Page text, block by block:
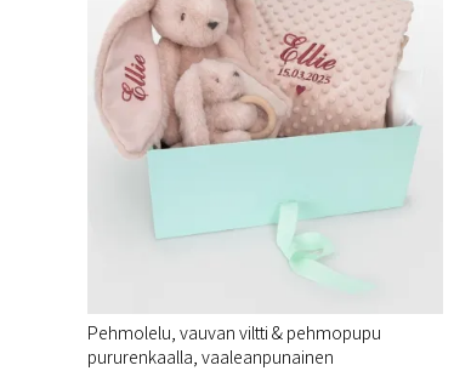
Pehmolelu, vauvan viltti & pehmopupu
pururenkaalla, vaaleanpunainen